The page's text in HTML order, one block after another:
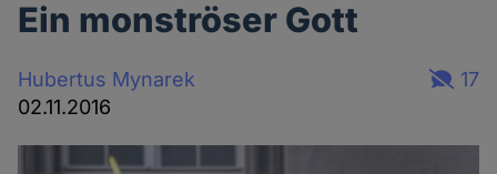
Ein monströser Gott
Hubertus Mynarek
02.11.2016
17